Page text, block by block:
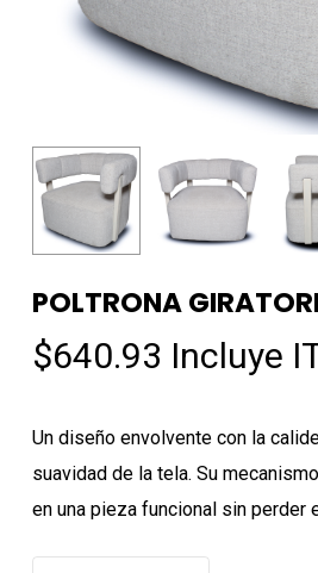
POLTRONA
$640.93 Incluye
Un diseño envolvente con la
suavidad de la tela. Su
en una pieza funcional sin perder